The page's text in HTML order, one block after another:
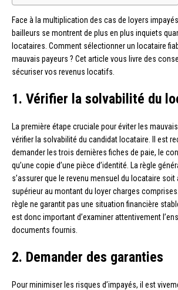
Face à la multiplication des cas de loyers
bailleurs se montrent de plus en plus inquiets
locataires. Comment sélectionner un locataire
mauvais payeurs ? Cet article vous livre des
sécuriser vos revenus locatifs.
1. Vérifier la solvabilité du
La première étape cruciale pour éviter les
vérifier la solvabilité du candidat locataire. Il est
demander les trois dernières fiches de paie, le
qu’une copie d’une pièce d’identité. La règle
s’assurer que le revenu mensuel du locataire
supérieur au montant du loyer charges
règle ne garantit pas une situation financière
est donc important d’examiner attentivement
documents fournis.
2. Demander des garanties
Pour minimiser les risques d’impayés, il est